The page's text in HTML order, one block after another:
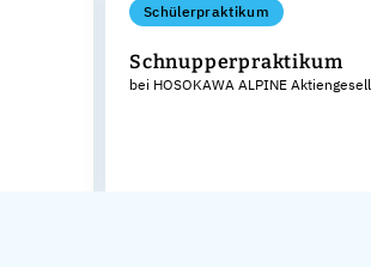
Schülerpraktikum
Schnupperpraktikum
bei HOSOKAWA ALPINE